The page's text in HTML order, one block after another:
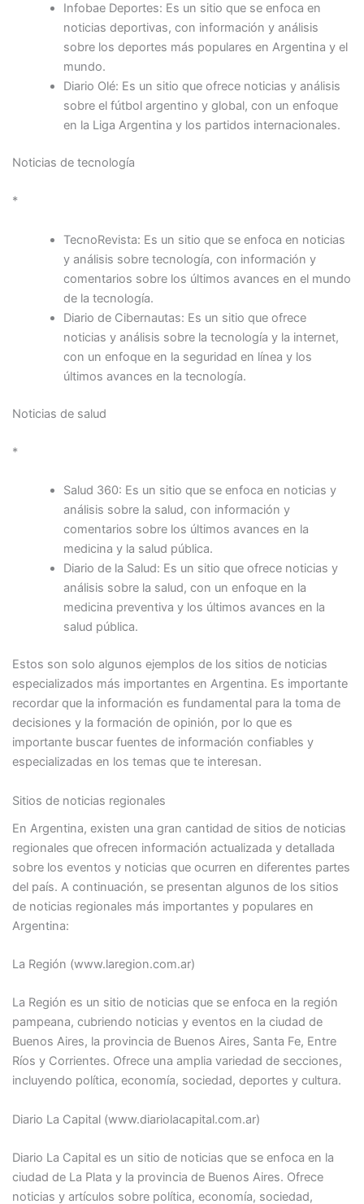
Infobae Deportes: Es un sitio que se enfoca en
noticias deportivas, con información y análisis
sobre los deportes más populares en Argentina y el
mundo.
Diario Olé: Es un sitio que ofrece noticias y análisis
sobre el fútbol argentino y global, con un enfoque
en la Liga Argentina y los partidos internacionales.
Noticias de tecnología
*
TecnoRevista: Es un sitio que se enfoca en noticias
y análisis sobre tecnología, con información y
comentarios sobre los últimos avances en el mundo
de la tecnología.
Diario de Cibernautas: Es un sitio que ofrece
noticias y análisis sobre la tecnología y la internet,
con un enfoque en la seguridad en línea y los
últimos avances en la tecnología.
Noticias de salud
*
Salud 360: Es un sitio que se enfoca en noticias y
análisis sobre la salud, con información y
comentarios sobre los últimos avances en la
medicina y la salud pública.
Diario de la Salud: Es un sitio que ofrece noticias y
análisis sobre la salud, con un enfoque en la
medicina preventiva y los últimos avances en la
salud pública.
Estos son solo algunos ejemplos de los sitios de noticias
especializados más importantes en Argentina. Es importante
recordar que la información es fundamental para la toma de
decisiones y la formación de opinión, por lo que es
importante buscar fuentes de información confiables y
especializadas en los temas que te interesan.
Sitios de noticias regionales
En Argentina, existen una gran cantidad de sitios de noticias
regionales que ofrecen información actualizada y detallada
sobre los eventos y noticias que ocurren en diferentes partes
del país. A continuación, se presentan algunos de los sitios
de noticias regionales más importantes y populares en
Argentina:
La Región (www.laregion.com.ar)
La Región es un sitio de noticias que se enfoca en la región
pampeana, cubriendo noticias y eventos en la ciudad de
Buenos Aires, la provincia de Buenos Aires, Santa Fe, Entre
Ríos y Corrientes. Ofrece una amplia variedad de secciones,
incluyendo política, economía, sociedad, deportes y cultura.
Diario La Capital (www.diariolacapital.com.ar)
Diario La Capital es un sitio de noticias que se enfoca en la
ciudad de La Plata y la provincia de Buenos Aires. Ofrece
noticias y artículos sobre política, economía, sociedad,